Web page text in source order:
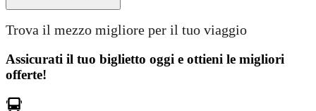
Trova il mezzo migliore per il tuo viaggio
Assicurati il ​​tuo biglietto oggi e ottieni le migliori
offerte!